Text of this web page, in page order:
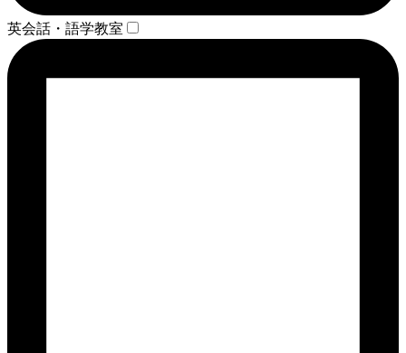
英会話・語学教室